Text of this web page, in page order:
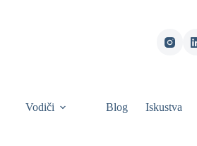
Vodiči Blog Iskustva